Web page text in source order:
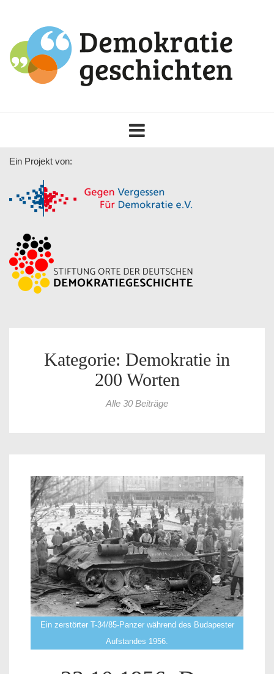
navigation
Ein Projekt von:
Kategorie: Demokratie in
200 Worten
Alle 30 Beiträge
Ein zerstörter T-34/85-Panzer während des Budapester
Aufstandes 1956.